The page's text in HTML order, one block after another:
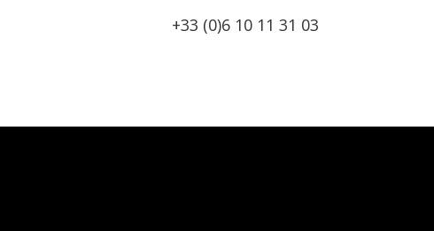
+33 (0)6 10 11 31 03